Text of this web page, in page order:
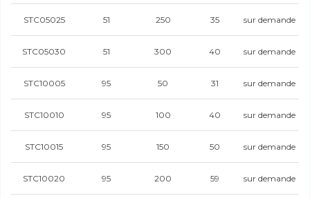
STC05025 51 250 35 sur demande
STC05030 51 300 40 sur demande
STC10005 95 50 31 sur demande
STC10010 95 100 40 sur demande
STC10015 95 150 50 sur demande
STC10020 95 200 59 sur demande